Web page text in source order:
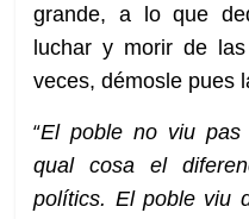
grande, a lo que
luchar y morir de
veces, démosle pues
“El poble no viu
qual cosa el
polítics. El poble viu